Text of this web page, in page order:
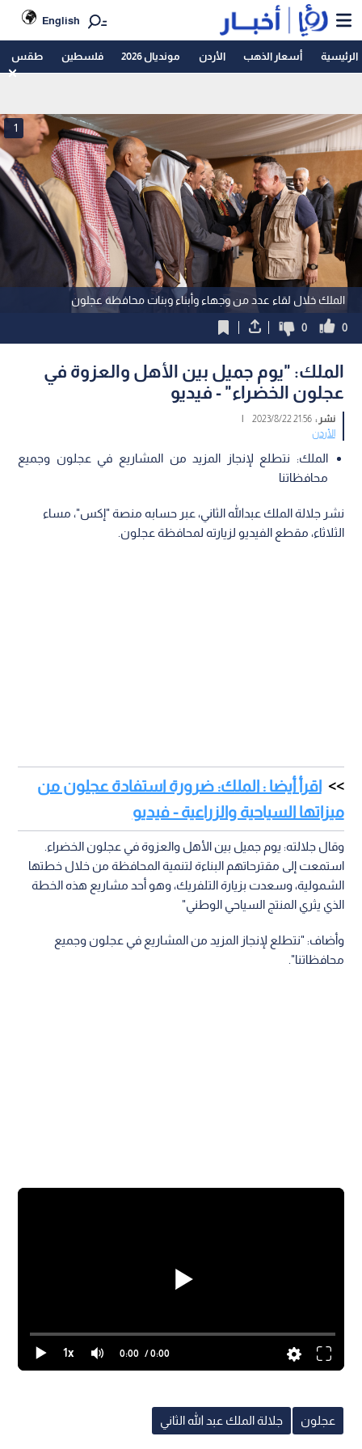
English
الرئيسية أسعار الذهب الأردن مونديال 2026 فلسطين طقس
الملك خلال لقاء عدد من وجهاء وأبناء وبنات محافظة عجلون
1
0
0
الملك: "يوم جميل بين الأهل والعزوة في
عجلون الخضراء" - فيديو
نشر :21:56 2023/8/22
|
الأردن
الملك: نتطلع لإنجاز المزيد من المشاريع في عجلون وجميع
محافظاتنا
نشر جلالة الملك عبدالله الثاني، عبر حسابه منصة "إكس"، مساء
الثلاثاء، مقطع الفيديو لزيارته لمحافظة عجلون.
اقرأ أيضا : الملك: ضرورة استفادة عجلون من
ميزاتها السياحية والزراعية - فيديو
وقال جلالته: يوم جميل بين الأهل والعزوة في عجلون الخضراء.
استمعت إلى مقترحاتهم البناءة لتنمية المحافظة من خلال خطتها
الشمولية، وسعدت بزيارة التلفريك، وهو أحد مشاريع هذه الخطة
الذي يثري المنتج السياحي الوطني"
وأضاف: "نتطلع لإنجاز المزيد من المشاريع في عجلون وجميع
محافظاتنا".
1x 0:00 / 0:00
عجلون جلالة الملك عبد الله الثاني